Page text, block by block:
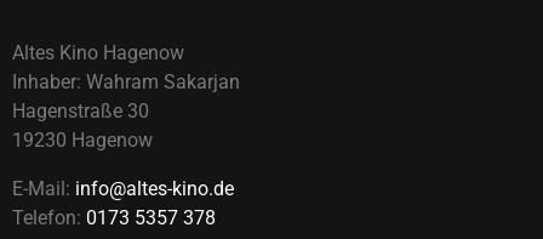
Altes Kino Hagenow
Inhaber: Wahram Sakarjan
Hagenstraße 30
19230 Hagenow
E-Mail: info@altes-kino.de
Telefon: 0173 5357 378